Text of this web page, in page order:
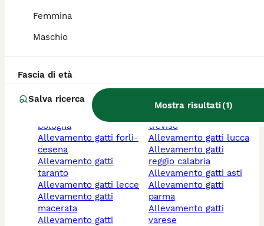
Femmina
Maschio
Fascia di età
Salva ricerca
Mostra risultati(1)
cuccioli gatto bianco
gatto maschio
gatto femmina
allevamento gatti
allevamento gatti roma
bologna
allevamento gatti forlì-
cesena
allevamento gatti
taranto
allevamento gatti lecce
allevamento gatti
macerata
allevamento gatti
allevamento gatti
emilia-romagna
treviso
allevamento gatti lucca
allevamento gatti
reggio calabria
allevamento gatti asti
allevamento gatti
parma
allevamento gatti
varese